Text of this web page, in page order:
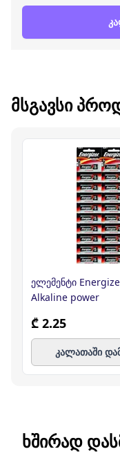
ᲛᲡᲒᲐᲕᲡᲘ
ელემენტი
Alkaline power
₾ 2.25
კალათაში
ᲮᲨᲘᲠᲐᲓ